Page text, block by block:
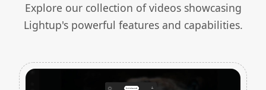
Explore our collection of videos showcasing
Lightup's powerful features and capabilities.